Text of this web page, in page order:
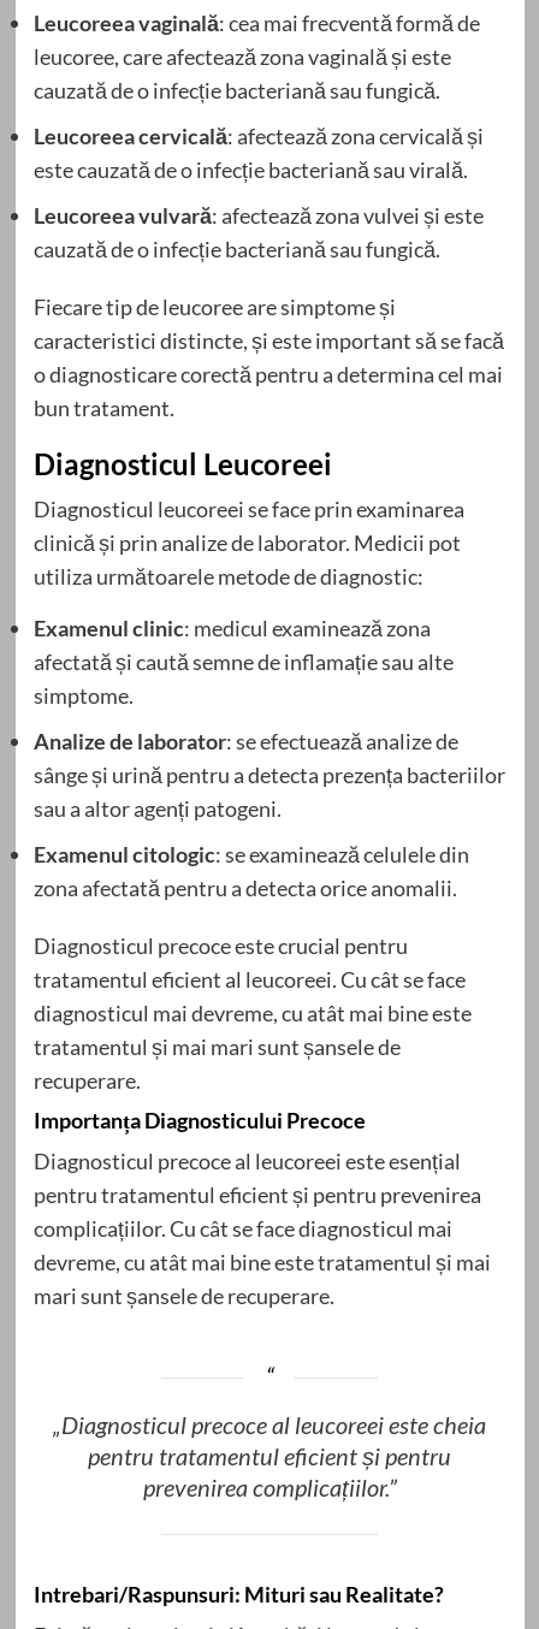
Leucoreea vaginală: cea mai frecventă formă de
leucoree, care afectează zona vaginală și este
cauzată de o infecție bacteriană sau fungică.
Leucoreea cervicală: afectează zona cervicală și
este cauzată de o infecție bacteriană sau virală.
Leucoreea vulvară: afectează zona vulvei și este
cauzată de o infecție bacteriană sau fungică.
Fiecare tip de leucoree are simptome și
caracteristici distincte, și este important să se facă
o diagnosticare corectă pentru a determina cel mai
bun tratament.
Diagnosticul Leucoreei
Diagnosticul leucoreei se face prin examinarea
clinică și prin analize de laborator. Medicii pot
utiliza următoarele metode de diagnostic:
Examenul clinic: medicul examinează zona
afectată și caută semne de inflamație sau alte
simptome.
Analize de laborator: se efectuează analize de
sânge și urină pentru a detecta prezența bacteriilor
sau a altor agenți patogeni.
Examenul citologic: se examinează celulele din
zona afectată pentru a detecta orice anomalii.
Diagnosticul precoce este crucial pentru
tratamentul eficient al leucoreei. Cu cât se face
diagnosticul mai devreme, cu atât mai bine este
tratamentul și mai mari sunt șansele de
recuperare.
Importanța Diagnosticului Precoce
Diagnosticul precoce al leucoreei este esențial
pentru tratamentul eficient și pentru prevenirea
complicațiilor. Cu cât se face diagnosticul mai
devreme, cu atât mai bine este tratamentul și mai
mari sunt șansele de recuperare.
„Diagnosticul precoce al leucoreei este cheia
pentru tratamentul eficient și pentru
prevenirea complicațiilor.”
Intrebari/Raspunsuri: Mituri sau Realitate?